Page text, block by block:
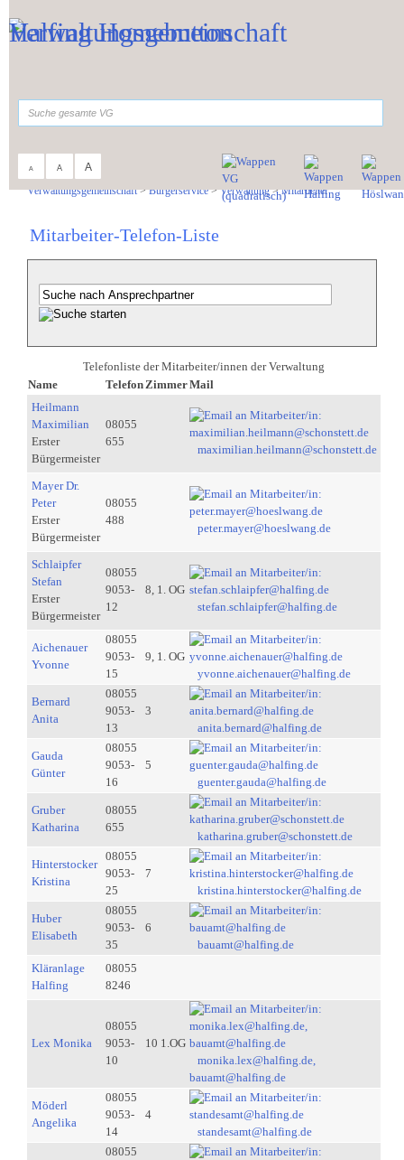
A A A
Verwaltungsgemeinschaft>Bürgerservice>Verwaltung>Mitarbeiter
Mitarbeiter-Telefon-Liste
Telefonliste der Mitarbeiter/innen der Verwaltung
Name
Telefon ZimmerMail
Heilmann
Maximilian
Erster
Bürgermeister
08055
655
maximilian.heilmann@schonstett.de
Mayer Dr.
Peter
Erster
Bürgermeister
08055
488
peter.mayer@hoeslwang.de
Schlaipfer
Stefan
Erster
Bürgermeister
08055
9053-
12
8, 1. OG
stefan.schlaipfer@halfing.de
Aichenauer
Yvonne
08055
9053-
15
9, 1. OG
yvonne.aichenauer@halfing.de
Bernard
Anita
08055
9053-
13
3
anita.bernard@halfing.de
Gauda
Günter
08055
9053-
16
5
guenter.gauda@halfing.de
Gruber
Katharina
08055
655
katharina.gruber@schonstett.de
Hinterstocker
Kristina
08055
9053-
25
7
kristina.hinterstocker@halfing.de
Huber
Elisabeth
08055
9053-
35
6
bauamt@halfing.de
Kläranlage
Halfing
08055
8246
Lex Monika
08055
9053-
10
10 1.OG
monika.lex@halfing.de,
bauamt@halfing.de
Möderl
Angelika
08055
9053-
14
4
standesamt@halfing.de
08055